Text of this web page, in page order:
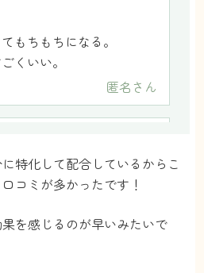
もちもちになる。
くいい。
匿名 さん
ったのですが、とっても
すぴさん
特化して配合しているからこ
コミが多かったです！
を感じるのが早いみたいで